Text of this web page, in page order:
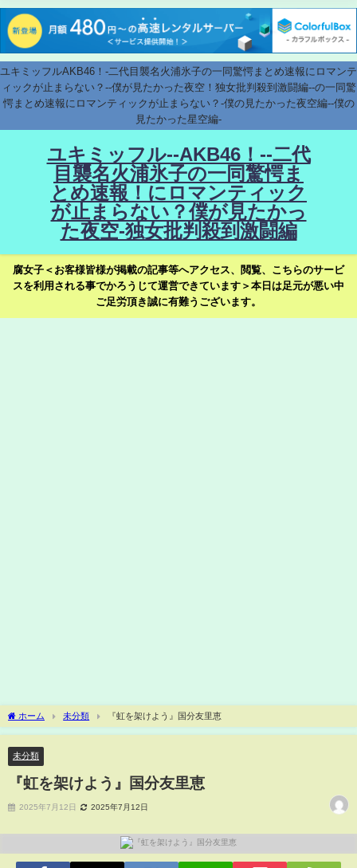
ユキミッフルAKB46！-二代目襲名火浦氷子の一同驚愕まとめ速報にロマンテ
ィックが止まらない？--僕が見たかった夜空！独女批判殺到激闘編--の一同驚
愕まとめ速報にロマンティックが止まらない？-僕の見たかった夜空編--僕の
見たかった星空編-
ユキミッフル--AKB46！--二代
目襲名火浦氷子の一同驚愕ま
とめ速報！にロマンティック
が止まらない？僕が見たかっ
た夜空-独女批判殺到激闘編
腐女子＜お客様皆様が掲載の記事等へアクセス、閲覧、こちらのサービ
スを利用される事でかろうじて運営できています＞本日は足元が悪い中
ご足労頂き誠に有難うございます。
ホーム 未分類 『虹を架けよう』国分友里恵
未分類
『虹を架けよう』国分友里恵
2025年7月12日 2025年7月12日